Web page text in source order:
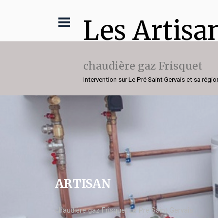
Les
chaudière gaz Frisquet
Intervention sur Le Pré Saint Gervais et sa
ARTISAN
chaudière gaz Frisquet Le Pré Saint Gervais